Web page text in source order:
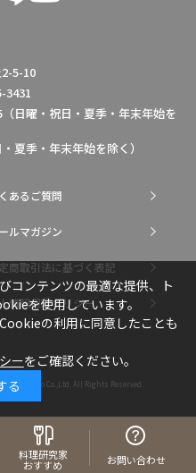
料理研究家
おすすめ お問い合わせ
5-10
3431
日曜・祝日・夏季・年末年始を
夏季・年末年始を除く）
あるご質問
ルマガジン
商取引法に基づく表記
情報保護ポリシー
販はIkesho Co.,Ltd. All Rights Reserved.
コンテンツの最適な提供、ト
を使用しています。
の利用に同意したことも
ーをご確認ください。
る